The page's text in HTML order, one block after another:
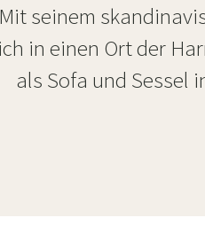
seinem
in einen Ort der
als Sofa und Sessel